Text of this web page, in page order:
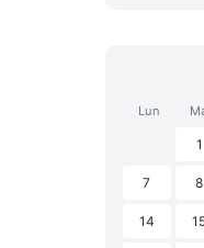
Lun
1
7 8
14